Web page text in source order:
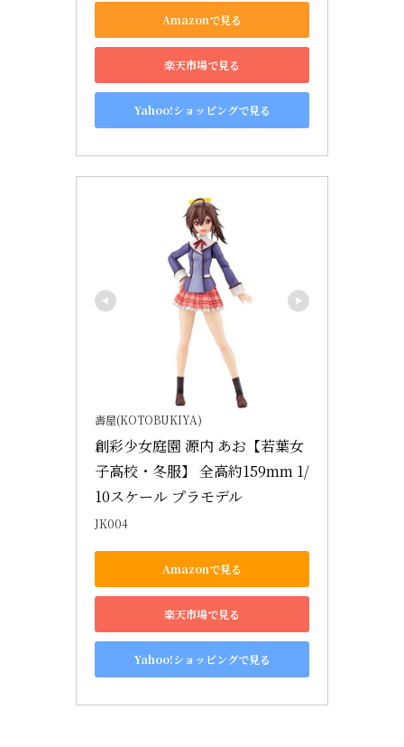
Amazonで見る
楽天市場で見る
Yahoo!ショッピングで見る
壽屋(KOTOBUKIYA)
創彩少女庭園 源内 あお【若葉女
子高校・冬服】 全高約159mm 1/
10スケール プラモデル
JK004
Amazonで見る
楽天市場で見る
Yahoo!ショッピングで見る